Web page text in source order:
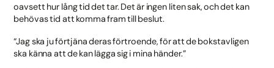
oavsett hur lång tid det tar. Det är ingen liten sak, och det kan
behövas tid att komma fram till beslut.
“Jag ska ju förtjäna deras förtroende, för att de bokstavligen
ska känna att de kan lägga sig i mina händer.”